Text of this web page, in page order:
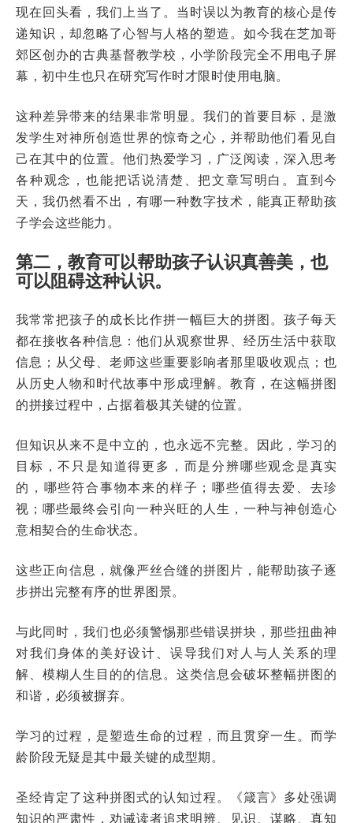
现在回头看，我们上当了。当时误以为教育的核心是传
递知识，却忽略了心智与人格的塑造。如今我在芝加哥
郊区创办的古典基督教学校，小学阶段完全不用电子屏
幕，初中生也只在研究写作时才限时使用电脑。
这种差异带来的结果非常明显。我们的首要目标，是激
发学生对神所创造世界的惊奇之心，并帮助他们看见自
己在其中的位置。他们热爱学习，广泛阅读，深入思考
各种观念，也能把话说清楚、把文章写明白。直到今
天，我仍然看不出，有哪一种数字技术，能真正帮助孩
子学会这些能力。
第二，教育可以帮助孩子认识真善美，也
可以阻碍这种认识。
我常常把孩子的成长比作拼一幅巨大的拼图。孩子每天
都在接收各种信息：他们从观察世界、经历生活中获取
信息；从父母、老师这些重要影响者那里吸收观点；也
从历史人物和时代故事中形成理解。教育，在这幅拼图
的拼接过程中，占据着极其关键的位置。
但知识从来不是中立的，也永远不完整。因此，学习的
目标，不只是知道得更多，而是分辨哪些观念是真实
的，哪些符合事物本来的样子；哪些值得去爱、去珍
视；哪些最终会引向一种兴旺的人生，一种与神创造心
意相契合的生命状态。
这些正向信息，就像严丝合缝的拼图片，能帮助孩子逐
步拼出完整有序的世界图景。
与此同时，我们也必须警惕那些错误拼块，那些扭曲神
对我们身体的美好设计、误导我们对人与人关系的理
解、模糊人生目的的信息。这类信息会破坏整幅拼图的
和谐，必须被摒弃。
学习的过程，是塑造生命的过程，而且贯穿一生。而学
龄阶段无疑是其中最关键的成型期。
圣经肯定了这种拼图式的认知过程。《箴言》多处强调
知识的严肃性，劝诫读者追求明辨、见识、谋略、真知